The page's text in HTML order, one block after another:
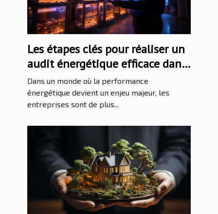
Les étapes clés pour réaliser un
audit énergétique efficace dans
votre entreprise
Dans un monde où la performance
énergétique devient un enjeu majeur, les
entreprises sont de plus...